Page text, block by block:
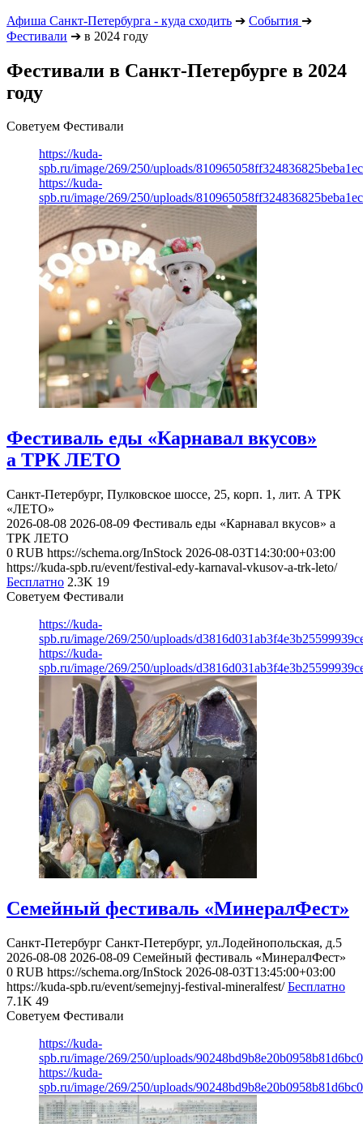
Афиша Санкт-Петербурга - куда сходить ➔ События ➔
Фестивали ➔ в 2024 году
Фестивали в Санкт-Петербурге в 2024
году
Советуем Фестивали
https://kuda-
spb.ru/image/269/250/uploads/
https://kuda-
spb.ru/image/269/250/uploads/
Фестиваль еды «Карнавал вкусов»
а ТРК ЛЕТО
Санкт-Петербург, Пулковское шоссе, 25, корп. 1, лит. А ТРК
«ЛЕТО»
2026-08-08 2026-08-09 Фестиваль еды «Карнавал вкусов» а
ТРК ЛЕТО
0 RUB https://schema.org/InStock 2026-08-03T14:30:00+03:00
https://kuda-spb.ru/event/festival-edy-karnaval-vkusov-a-trk-leto/
Бесплатно 2.3K 19
Советуем Фестивали
https://kuda-
spb.ru/image/269/250/uploads/
https://kuda-
spb.ru/image/269/250/uploads/
Семейный фестиваль «MинералФест»
Санкт-Петербург Санкт-Петербург, ул.Лодейнопольская, д.5
2026-08-08 2026-08-09 Семейный фестиваль «MинералФест»
0 RUB https://schema.org/InStock 2026-08-03T13:45:00+03:00
https://kuda-spb.ru/event/semejnyj-festival-mineralfest/ Бесплатно
7.1K 49
Советуем Фестивали
https://kuda-
spb.ru/image/269/250/uploads/
https://kuda-
spb.ru/image/269/250/uploads/